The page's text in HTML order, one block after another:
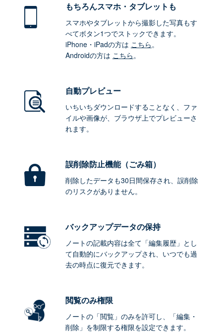
もちろんスマホ・タブレットも
スマホやタブレットから撮影した写真もす
べてボタン1つでストックできます。
iPhone・iPadの方は こちら。
Androidの方は こちら。
自動プレビュー
いちいちダウンロードすることなく、ファ
イルや画像が、ブラウザ上でプレビューさ
れます。
誤削除防止機能（ごみ箱）
削除したデータも30日間保存され、誤削除
のリスクがありません。
バックアップデータの保持
ノートの記載内容は全て「編集履歴」とし
て自動的にバックアップされ、いつでも過
去の時点に復元できます。
閲覧のみ権限
ノートの「閲覧」のみを許可し、「編集・
削除」を制限する権限を設定できます。